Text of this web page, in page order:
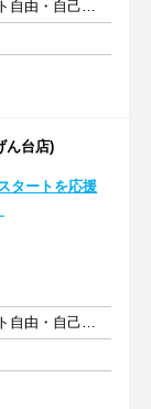
週2日以上 1日5時間以上 シフト自由・自己申告
ん台店)
タートを応援
週2日以上 1日6時間以上 シフト自由・自己申告